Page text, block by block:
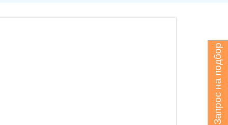
Запрос на подбор